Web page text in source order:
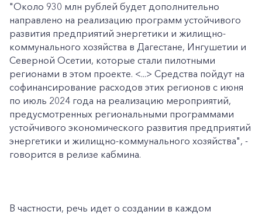
"Около 930 млн рублей будет дополнительно
направлено на реализацию программ устойчивого
развития предприятий энергетики и жилищно-
коммунального хозяйства в Дагестане, Ингушетии и
Северной Осетии, которые стали пилотными
регионами в этом проекте. <...> Средства пойдут на
софинансирование расходов этих регионов с июня
по июль 2024 года на реализацию мероприятий,
предусмотренных региональными программами
устойчивого экономического развития предприятий
энергетики и жилищно-коммунального хозяйства", -
говорится в релизе кабмина.
В частности, речь идет о создании в каждом